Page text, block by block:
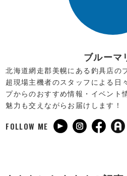
ブルーマ
北海道網走郡美幌にある釣具店の
超現場主機者のスタッフによる日
プからのおすすめ情報・イベント
魅力も交えながらお届けします！
FOLLOW ME